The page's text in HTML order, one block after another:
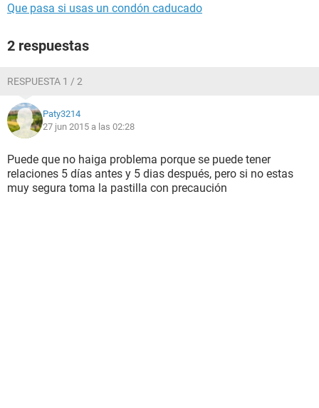
Que pasa si usas un condón caducado
2 respuestas
RESPUESTA 1 / 2
Paty3214
27 jun 2015 a las 02:28
Puede que no haiga problema porque se puede tener
relaciones 5 días antes y 5 dias después, pero si no estas
muy segura toma la pastilla con precaución